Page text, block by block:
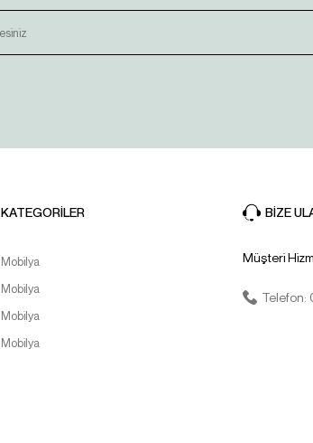
Gönder
KATEGORİLER
Mobilya
Mobilya
Mobilya
Mobilya
BİZE
Müşteri
Telefon: